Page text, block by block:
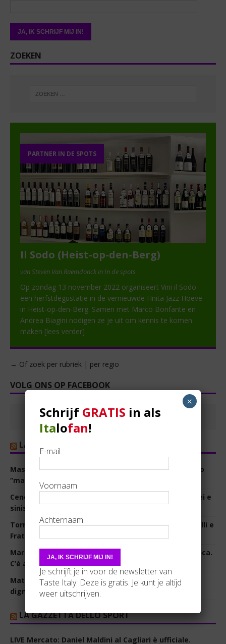
ZOEKEN
PARTNER IN DE SPOTS
Il Sodo (Heist-op-den-Berg)
van Steven Van Raemdonck in In de spots
Op zondag 13 november 2022 organiseert Vini il Sodo
een herfstdegustatie in de vernieuwde Hnita Jazz Hoeve
in Heist-op-den-Berg. Samen met Marco Bonfante en
Andrea Biagini nodigen ze je uit om kennis te komen
maken [lees verder]
→ Of zoek per rubriek | per regio
VOLG ONS OP FACEBOOK
LA REPUBBLICA
Massimiliano Cencelli è morto, fu il padre del famoso
“manuale” di spartizioni politiche
Cencelli, l’artigiano del potere Dc sospeso tra dorotei e
sinistra
Torna la festa nazionale di Avs: Schlein, Conte, Bonelli e
Fratoianni di nuovo sullo stesso palco 9 augustus 2026
Marcinelle nelle interrogazioni parlamentari dell’epoca.
C’è anche il padre di Enrico Berlinguer
Mattarella e la crisi migranti: “Sia rispettata la loro
dignità”. Roma-Madrid, lite continua
LA GAZZETTA DELLO SPORT
LIVE Mercato: Daniel Maldini al Cagliari è ufficiale.
Schrijf GRATIS in als
Italofan!
E-mail
Voornaam
Achternaam
Je schrijft je in voor de newsletter van
Taste Italy. Deze is gratis. Je kunt je altijd
weer uitschrijven.
×